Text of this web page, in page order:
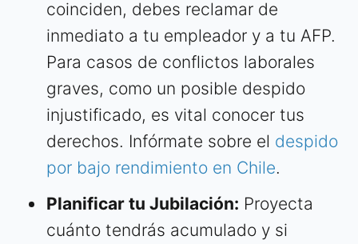
coinciden, debes reclamar de
inmediato a tu empleador y a tu AFP.
Para casos de conflictos laborales
graves, como un posible despido
injustificado, es vital conocer tus
derechos. Infórmate sobre el despido
por bajo rendimiento en Chile.
Planificar tu Jubilación: Proyecta
cuánto tendrás acumulado y si